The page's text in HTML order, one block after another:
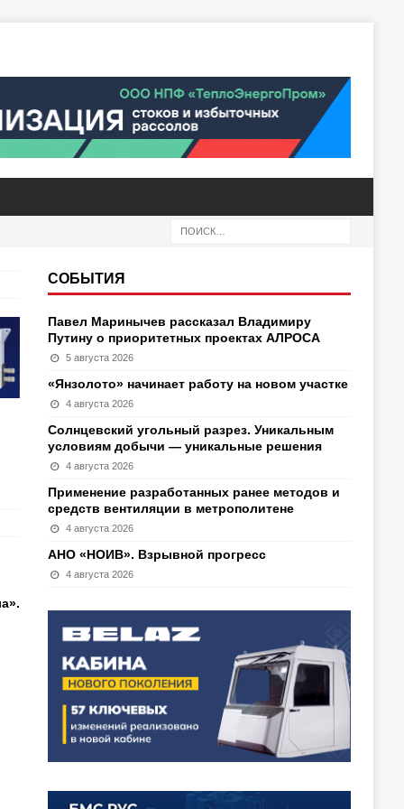
СОБЫТИЯ
Павел Маринычев рассказал Владимиру
Путину о приоритетных проектах АЛРОСА
5 августа 2026
«Янзолото» начинает работу на новом участке
4 августа 2026
Солнцевский угольный разрез. Уникальным
условиям добычи — уникальные решения
4 августа 2026
Применение разработанных ранее методов и
средств вентиляции в метрополитене
4 августа 2026
АНО «НОИВ». Взрывной прогресс
4 августа 2026